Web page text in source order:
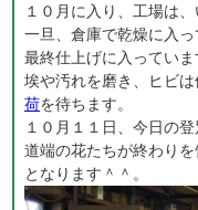
１０月に入り、工場は
一旦、倉庫で乾燥に入っ
最終仕上げに入っていま
埃や汚れを磨き、ヒビ
荷を待ちます。
１０月１１日、今日の
道端の花たちが終わり
となります＾＾。